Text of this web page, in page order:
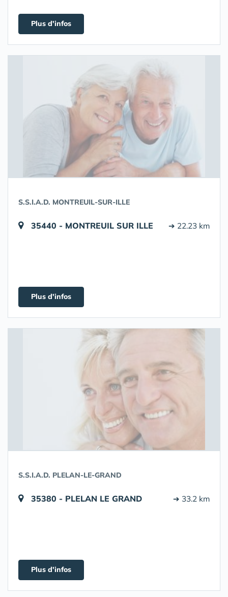
Plus d'infos
S.S.I.A.D. MONTREUIL-SUR-ILLE
35440 - MONTREUIL SUR ILLE ➔ 22.23 km
Plus d'infos
S.S.I.A.D. PLELAN-LE-GRAND
35380 - PLELAN LE GRAND ➔ 33.2 km
Plus d'infos